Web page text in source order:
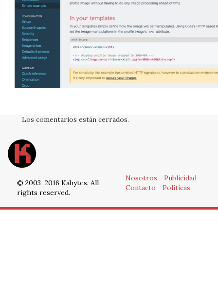
Los comentarios están cerrados.
© 2003–2016 Kabytes. All
rights reserved.
Nosotros
Publicidad
Contacto
Políticas